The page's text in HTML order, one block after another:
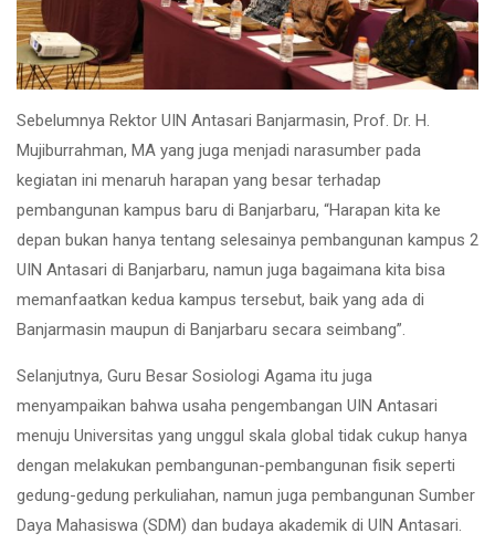
Sebelumnya Rektor UIN Antasari Banjarmasin, Prof. Dr. H.
Mujiburrahman, MA yang juga menjadi narasumber pada
kegiatan ini menaruh harapan yang besar terhadap
pembangunan kampus baru di Banjarbaru, “Harapan kita ke
depan bukan hanya tentang selesainya pembangunan kampus 2
UIN Antasari di Banjarbaru, namun juga bagaimana kita bisa
memanfaatkan kedua kampus tersebut, baik yang ada di
Banjarmasin maupun di Banjarbaru secara seimbang”.
Selanjutnya, Guru Besar Sosiologi Agama itu juga
menyampaikan bahwa usaha pengembangan UIN Antasari
menuju Universitas yang unggul skala global tidak cukup hanya
dengan melakukan pembangunan-pembangunan fisik seperti
gedung-gedung perkuliahan, namun juga pembangunan Sumber
Daya Mahasiswa (SDM) dan budaya akademik di UIN Antasari.